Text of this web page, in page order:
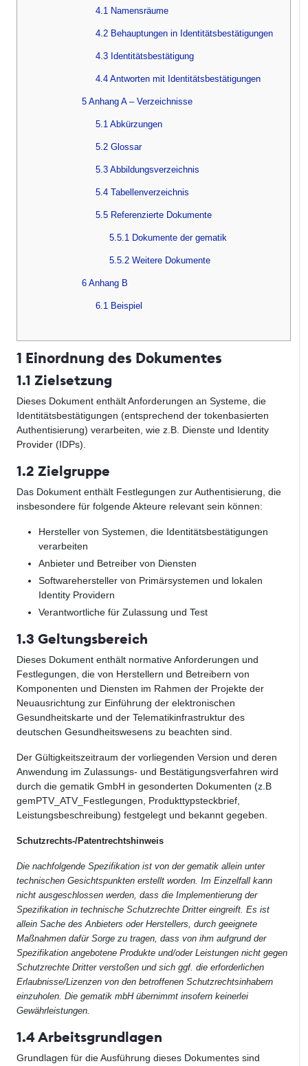
4.1 Namensräume
4.2 Behauptungen in Identitätsbestätigungen
4.3 Identitätsbestätigung
4.4 Antworten mit Identitätsbestätigungen
5 Anhang A – Verzeichnisse
5.1 Abkürzungen
5.2 Glossar
5.3 Abbildungsverzeichnis
5.4 Tabellenverzeichnis
5.5 Referenzierte Dokumente
5.5.1 Dokumente der gematik
5.5.2 Weitere Dokumente
6 Anhang B
6.1 Beispiel
1 Einordnung des Dokumentes
1.1 Zielsetzung
Dieses Dokument enthält Anforderungen an Systeme, die
Identitätsbestätigungen (entsprechend der tokenbasierten
Authentisierung) verarbeiten, wie z.B. Dienste und Identity
Provider (IDPs).
1.2 Zielgruppe
Das Dokument enthält Festlegungen zur Authentisierung, die
insbesondere für folgende Akteure relevant sein können:
Hersteller von Systemen, die Identitätsbestätigungen
verarbeiten
Anbieter und Betreiber von Diensten
Softwarehersteller von Primärsystemen und lokalen
Identity Providern
Verantwortliche für Zulassung und Test
1.3 Geltungsbereich
Dieses Dokument enthält normative Anforderungen und
Festlegungen, die von Herstellern und Betreibern von
Komponenten und Diensten im Rahmen der Projekte der
Neuausrichtung zur Einführung der elektronischen
Gesundheitskarte und der Telematikinfrastruktur des
deutschen Gesundheitswesens zu beachten sind.
Der Gültigkeitszeitraum der vorliegenden Version und deren
Anwendung im Zulassungs- und Bestätigungsverfahren wird
durch die gematik GmbH in gesonderten Dokumenten (z.B
gemPTV_ATV_Festlegungen, Produkttypsteckbrief,
Leistungsbeschreibung) festgelegt und bekannt gegeben.
Schutzrechts-/Patentrechtshinweis
Die nachfolgende Spezifikation ist von der gematik allein unter
technischen Gesichtspunkten erstellt worden. Im Einzelfall kann
nicht ausgeschlossen werden, dass die Implementierung der
Spezifikation in technische Schutzrechte Dritter eingreift. Es ist
allein Sache des Anbieters oder Herstellers, durch geeignete
Maßnahmen dafür Sorge zu tragen, dass von ihm aufgrund der
Spezifikation angebotene Produkte und/oder Leistungen nicht gegen
Schutzrechte Dritter verstoßen und sich ggf. die erforderlichen
Erlaubnisse/Lizenzen von den betroffenen Schutzrechtsinhabern
einzuholen. Die gematik mbH übernimmt insofern keinerlei
Gewährleistungen.
1.4 Arbeitsgrundlagen
Grundlagen für die Ausführung dieses Dokumentes sind